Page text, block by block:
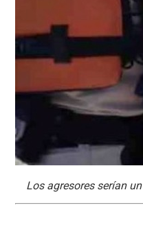
Los agresores serían